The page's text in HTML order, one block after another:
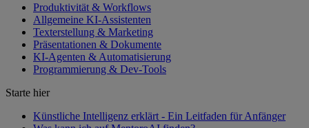
Produktivität & Workflows
Allgemeine KI-Assistenten
Texterstellung & Marketing
Präsentationen & Dokumente
KI-Agenten & Automatisierung
Programmierung & Dev-Tools
Starte hier
Künstliche Intelligenz erklärt - Ein Leitfaden für Anfänger